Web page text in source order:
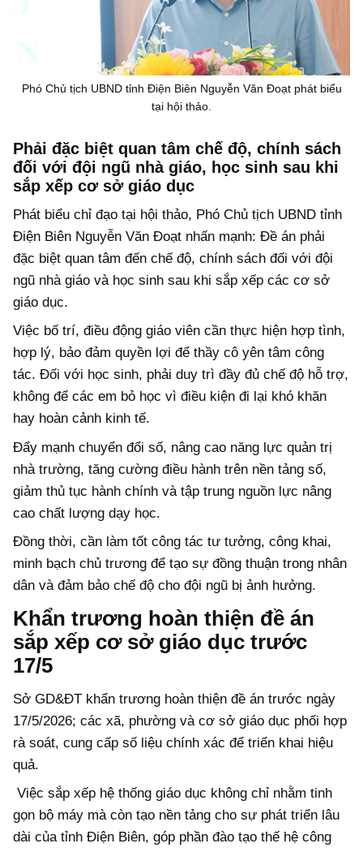
Phó Chủ tịch UBND tỉnh Điện Biên Nguyễn Văn Đoạt phát biểu
tại hội thảo.
Phải đặc biệt quan tâm chế độ, chính sách
đối với đội ngũ nhà giáo, học sinh sau khi
sắp xếp cơ sở giáo dục
Phát biểu chỉ đạo tại hội thảo, Phó Chủ tịch UBND tỉnh
Điện Biên Nguyễn Văn Đoạt nhấn mạnh: Đề án phải
đặc biệt quan tâm đến chế độ, chính sách đối với đội
ngũ nhà giáo và học sinh sau khi sắp xếp các cơ sở
giáo dục.
Việc bố trí, điều động giáo viên cần thực hiện hợp tình,
hợp lý, bảo đảm quyền lợi để thầy cô yên tâm công
tác. Đối với học sinh, phải duy trì đầy đủ chế độ hỗ trợ,
không để các em bỏ học vì điều kiện đi lại khó khăn
hay hoàn cảnh kinh tế.
Đẩy mạnh chuyển đổi số, nâng cao năng lực quản trị
nhà trường, tăng cường điều hành trên nền tảng số,
giảm thủ tục hành chính và tập trung nguồn lực nâng
cao chất lượng dạy học.
Đồng thời, cần làm tốt công tác tư tưởng, công khai,
minh bạch chủ trương để tạo sự đồng thuận trong nhân
dân và đảm bảo chế độ cho đội ngũ bị ảnh hưởng.
Khẩn trương hoàn thiện đề án
sắp xếp cơ sở giáo dục trước
17/5
Sở GD&ĐT khẩn trương hoàn thiện đề án trước ngày
17/5/2026; các xã, phường và cơ sở giáo dục phối hợp
rà soát, cung cấp số liệu chính xác để triển khai hiệu
quả.
Việc sắp xếp hệ thống giáo dục không chỉ nhằm tinh
gọn bộ máy mà còn tạo nền tảng cho sự phát triển lâu
dài của tỉnh Điện Biên, góp phần đào tạo thế hệ công